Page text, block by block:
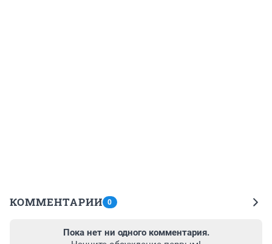
КОММЕНТАРИИ 0
Пока нет ни одного комментария.